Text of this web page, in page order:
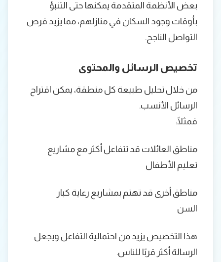
بعض الأنظمة المتقدمة يمكنها حتى التنبؤ
بأوقات وجود السكان في منازلهم، مما يزيد فرص
التواصل الناجح.
تخصيص الرسائل والمحتوى
من خلال تحليل طبيعة كل منطقة، يمكن اقتراح
الرسائل الأنسب.
فمثلًا:
مناطق العائلات قد تتفاعل أكثر مع مشاريع
تعليم الأطفال
مناطق أخرى قد تهتم بمشاريع رعاية كبار
السن
هذا التخصيص يزيد من احتمالية التفاعل ويجعل
الرسالة أكثر قربًا للناس.